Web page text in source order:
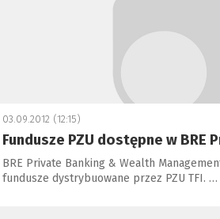
03.09.2012 (12:15)
Fundusze PZU dostępne w BRE
BRE Private Banking & Wealth
fundusze dystrybuowane przez PZU TFI. …